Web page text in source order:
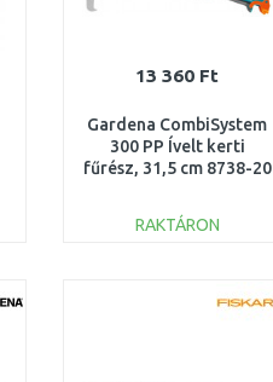
13 360 Ft
Gardena CombiSystem
300 PP Ívelt kerti
fűrész, 31,5 cm 8738-20
RAKTÁRON
Összehasonlítás